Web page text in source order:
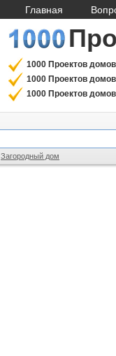
Главная
1000 Проектов
1000 Проектов
1000 Проектов
Загородный дом